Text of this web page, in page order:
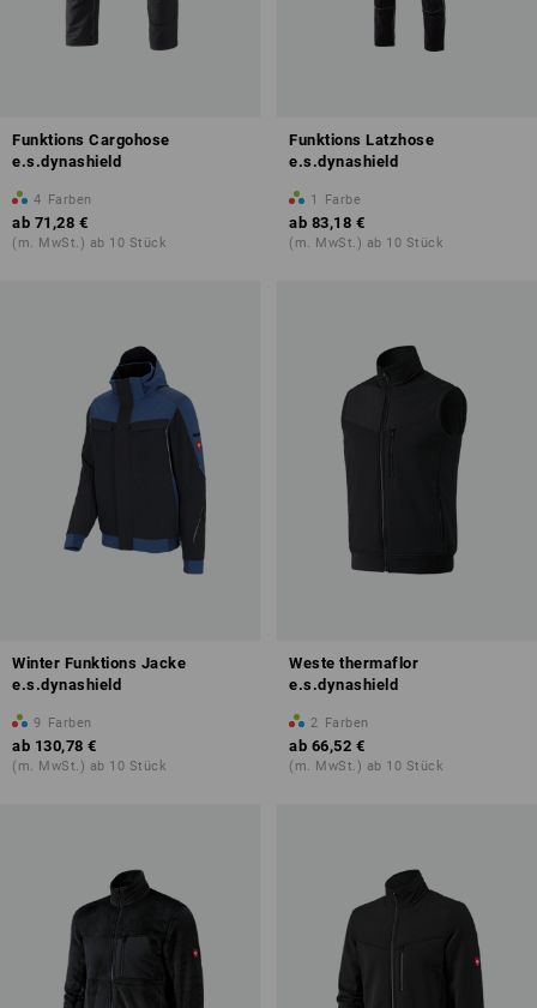
Funktions Cargohose
e.s.dynashield
4 Farben
ab 71,28 €
(m. MwSt.) ab 10 Stück
Funktions Latzhose
e.s.dynashield
1 Farbe
ab 83,18 €
(m. MwSt.) ab 10 Stück
Winter Funktions Jacke
e.s.dynashield
9 Farben
ab 130,78 €
(m. MwSt.) ab 10 Stück
Weste thermaflor
e.s.dynashield
2 Farben
ab 66,52 €
(m. MwSt.) ab 10 Stück